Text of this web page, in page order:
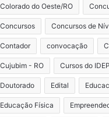
Colorado do Oeste/RO
Concursos Concursos de
Contador convocação
Cujubim - RO Cursos do
Doutorado Edital
Educação Física